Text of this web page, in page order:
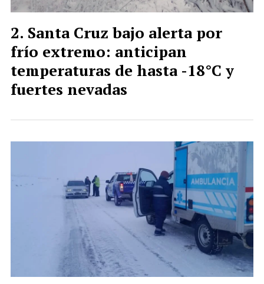
Santa Cruz bajo alerta por
frío extremo: anticipan
temperaturas de hasta -18°C y
fuertes nevadas